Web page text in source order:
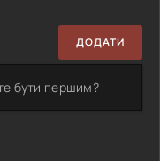
ДОДАТИ
бути першим?